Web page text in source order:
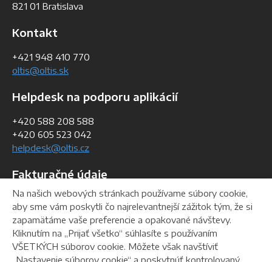
821 01 Bratislava
Kontakt
+421 948 410 770
oltis@oltis.sk
Helpdesk na podporu aplikácií
+420 588 208 588
+420 605 523 042
helpdesk@oltis.cz
Fakturačné údaje
IČO:36 762 644
IČ DPH: SK 2022358228
DIČ:2022358228
Na našich webových stránkach používame súbory cookie,
aby sme vám poskytli čo najrelevantnejší zážitok tým, že si
zapamätáme vaše preferencie a opakované návštevy.
Kliknutím na „Prijať všetko“ súhlasíte s používaním
VŠETKÝCH súborov cookie. Môžete však navštíviť
„Nastavenie súborov cookie“ a poskytnúť kontrolovaný